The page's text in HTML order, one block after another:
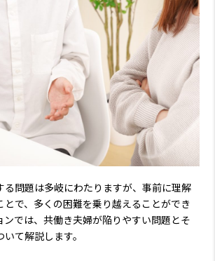
る問題は多岐にわたりますが、事前に理解
とで、多くの困難を乗り越えることができ
ンでは、共働き夫婦が陥りやすい問題とそ
て解説します。